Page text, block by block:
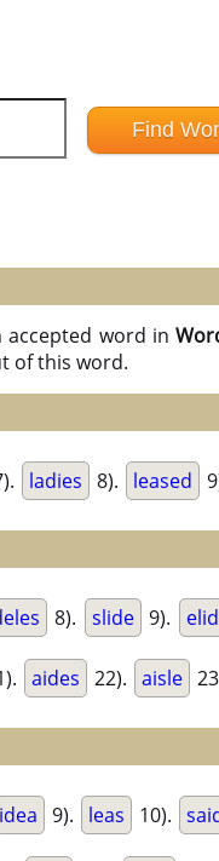
accepted word in
of this word.
ladies 8). leased
8). slide 9).
aides 22). aisle
idea 9). leas 10).